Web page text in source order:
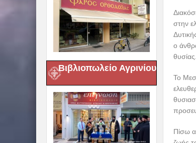
Βιβλιοπωλείο Αγρινίου
στην
ο
θυσίας.
Το
Πίσω